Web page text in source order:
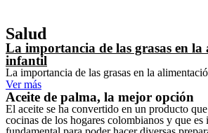
Salud
La importancia de las grasas en la
infantil
La importancia de las grasas en la
Ver más
Aceite de palma, la mejor opción
El aceite se ha convertido en un producto
cocinas de los hogares colombianos y que es